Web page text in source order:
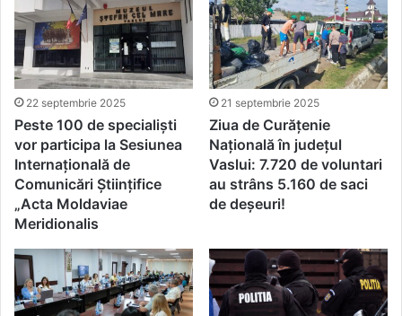
22 septembrie 2025
Peste 100 de specialiști
vor participa la Sesiunea
Internațională de
Comunicări Științifice
„Acta Moldaviae
Meridionalis
21 septembrie 2025
Ziua de Curățenie
Națională în județul
Vaslui: 7.720 de voluntari
au strâns 5.160 de saci
de deșeuri!